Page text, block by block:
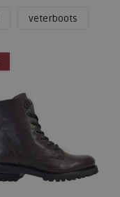
veterboots